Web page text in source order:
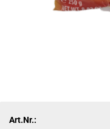
Art.Nr.: